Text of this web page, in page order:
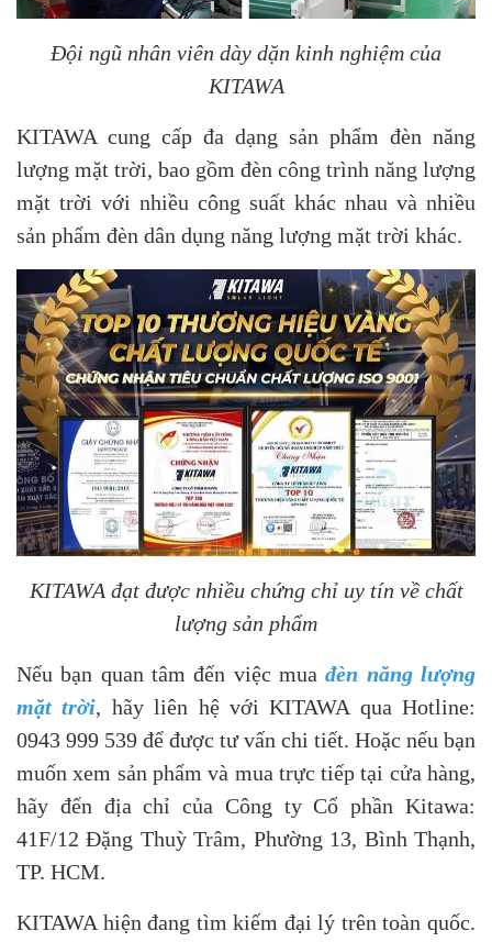
Đội ngũ nhân viên dày dặn kinh nghiệm của
KITAWA
KITAWA cung cấp đa dạng sản phẩm đèn năng
lượng mặt trời, bao gồm đèn công trình năng lượng
mặt trời với nhiều công suất khác nhau và nhiều
sản phẩm đèn dân dụng năng lượng mặt trời khác.
KITAWA đạt được nhiều chứng chỉ uy tín về chất
lượng sản phẩm
Nếu bạn quan tâm đến việc muađèn năng lượng
mặt trời, hãy liên hệ với KITAWA qua Hotline:
0943 999 539 để được tư vấn chi tiết. Hoặc nếu bạn
muốn xem sản phẩm và mua trực tiếp tại cửa hàng,
hãy đến địa chỉ của Công ty Cổ phần Kitawa:
41F/12 Đặng Thuỳ Trâm, Phường 13, Bình Thạnh,
TP. HCM.
KITAWA hiện đang tìm kiếm đại lý trên toàn quốc.